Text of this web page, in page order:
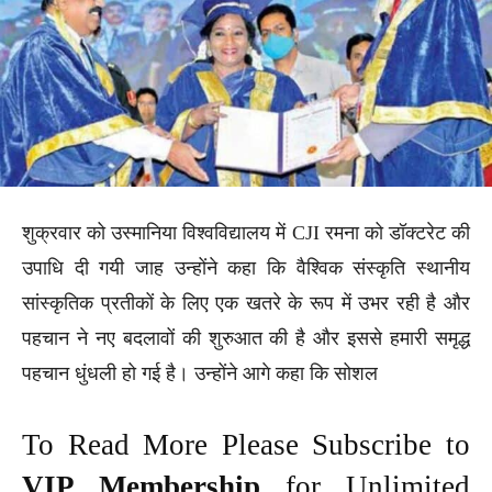
शुक्रवार को उस्मानिया विश्वविद्यालय में CJI रमना को डॉक्टरेट की
उपाधि दी गयी जाह उन्होंने कहा कि वैश्विक संस्कृति स्थानीय
सांस्कृतिक प्रतीकों के लिए एक खतरे के रूप में उभर रही है और
पहचान ने नए बदलावों की शुरुआत की है और इससे हमारी समृद्ध
पहचान धुंधली हो गई है। उन्होंने आगे कहा कि सोशल
To Read More Please Subscribe to